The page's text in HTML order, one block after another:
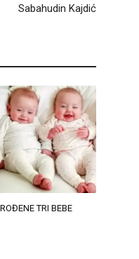
Sabahudin Kajdić
TRI BEBE